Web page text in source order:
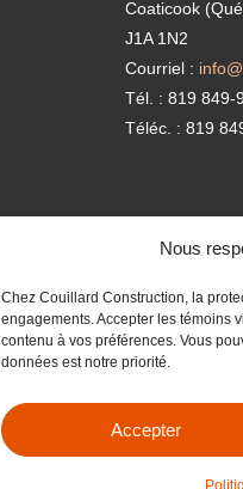
Nous
Chez Couillard Construction, la
engagements. Accepter les témoins
contenu à vos préférences. Vous
données est notre priorité.
Accepter
Coaticook
J1A 1N2
Courriel :
Tél. : 819 849-
Téléc. : 819